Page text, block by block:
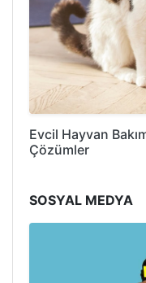
Evcil Hayvan
Çözümler
SOSYAL MEDYA